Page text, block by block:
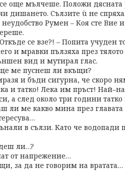
още мълчеше. Положи дясната
дишането. Сълзите ù не спряха.
Румен – Коя сте Вие и
се взе?! – Попита учуден
и мравки пълзяха през
вид и мутирал глас.
ме пуснеш ли вкъщи?
и бъди сигурна, че скоро
и татко! Лека им пръст!
а след около три години татко
ли ме какво мина през
в сълзи. Като че водопади
ли…?
от напрежение…
за да не говорим на